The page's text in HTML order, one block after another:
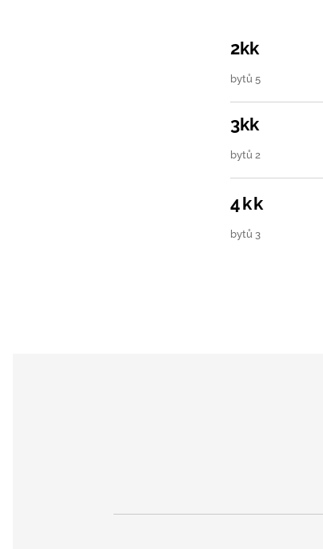
2kk
bytů 5
3kk
bytů 2
4kk
bytů 3